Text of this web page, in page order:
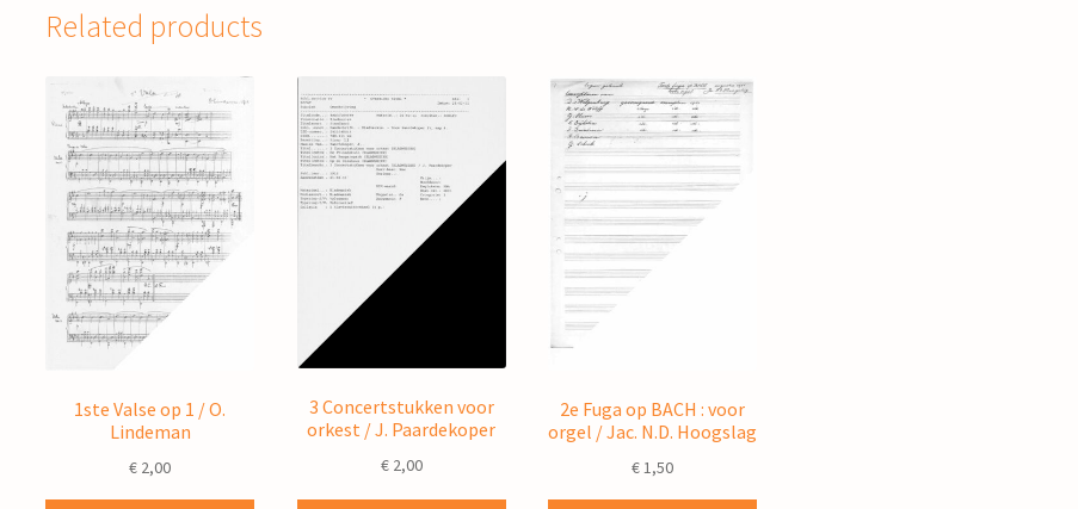
Related products
1ste Valse op 1 / O.
Lindeman
€ 2,00
3 Concertstukken voor
orkest / J. Paardekoper
€2,00
2e Fuga op BACH : voor
orgel / Jac. N.D. Hoogslag
€1,50